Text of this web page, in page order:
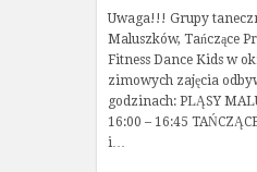
Uwaga!!! Grupy
Maluszków, Tańczące
Fitness Dance Kids w
zimowych zajęcia
godzinach: PLĄSY
16:00 – 16:45
i…